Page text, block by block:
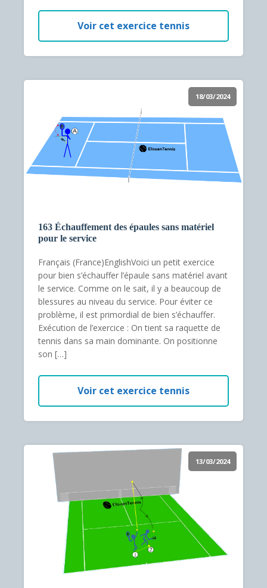
Voir cet exercice tennis
18/03/2024
163 Échauffement des épaules sans matériel
pour le service
Français (France)EnglishVoici un petit exercice
pour bien s’échauffer l’épaule sans matériel avant
le service. Comme on le sait, il y a beaucoup de
blessures au niveau du service. Pour éviter ce
problème, il est primordial de bien s’échauffer.
Exécution de l’exercice : On tient sa raquette de
tennis dans sa main dominante. On positionne
son […]
Voir cet exercice tennis
13/03/2024